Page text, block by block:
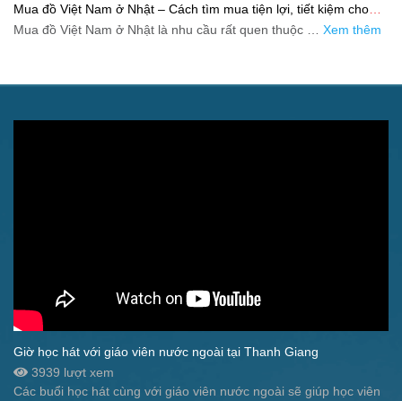
Mua đồ Việt Nam ở Nhật – Cách tìm mua tiện lợi, tiết kiệm cho
người xa quê
Mua đồ Việt Nam ở Nhật là nhu cầu rất quen thuộc … Xem thêm
Giờ học hát với giáo viên nước ngoài tại Thanh Giang
3939 lượt xem
Các buổi học hát cùng với giáo viên nước ngoài sẽ giúp học viên